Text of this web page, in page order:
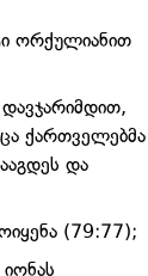
ორქულიანით
ქართველებმა
და
(79:77);